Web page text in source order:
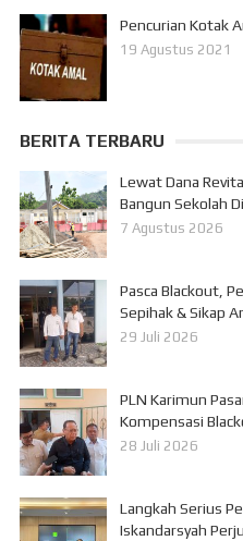
Pencurian Kotak
19 Agustus 2021
BERITA TERBARU
Lewat Dana
Bangun Sekolah
7 Agustus 2026
Pasca Blackout,
Sepihak & Sikap
29 Juli 2026
PLN Karimun
Kompensasi
28 Juli 2026
Langkah Serius
Iskandarsyah